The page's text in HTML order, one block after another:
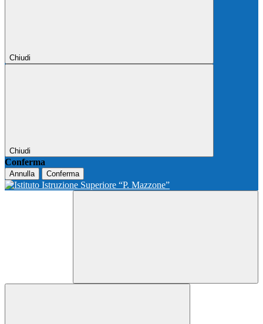
Chiudi
Chiudi
Conferma
Annulla Conferma